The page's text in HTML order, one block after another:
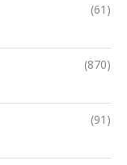
(61)
(870)
(91)